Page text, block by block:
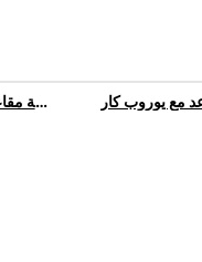
تأجير سيارة بستة مقاعد | استئجار سيارة بستة مقاعد مع يوروب كار